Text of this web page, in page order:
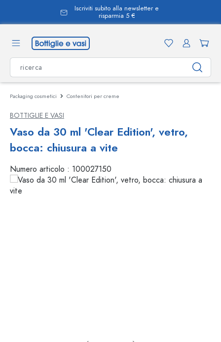
Iscriviti subito alla newsletter e
risparmia 5 €
Packaging cosmetici Contenitori per creme
BOTTIGLIE E VASI
Vaso da 30 ml 'Clear Edition', vetro,
bocca: chiusura a vite
Numero articolo : 100027150